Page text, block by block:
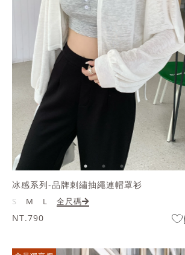
冰感系列-品牌刺繡抽繩連帽罩衫
S M L 全尺碼
NT.790